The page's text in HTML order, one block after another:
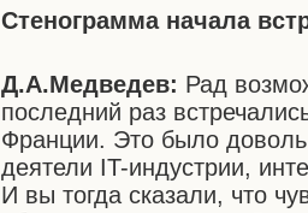
Стенограмма начала
Д.А.Медведев: Рад
последний раз
Франции. Это было
деятели IT-индустрии,
И вы тогда сказали, что